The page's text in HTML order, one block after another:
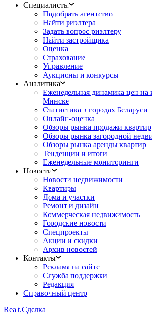
Специалисты
Подобрать агентство
Найти риэлтера
Задать вопрос риэлтеру
Найти застройщика
Оценка
Страхование
Управление
Аукционы и конкурсы
Аналитика
Еженедельная динамика цен на
Минске
Статистика в городах Беларуси
Онлайн-оценка
Обзоры рынка продажи квартир
Обзоры рынка загородной
Обзоры рынка аренды квартир
Тенденции и итоги
Еженедельные мониторинги
Новости
Новости недвижимости
Квартиры
Дома и участки
Ремонт и дизайн
Коммерческая недвижимость
Городские новости
Спецпроекты
Акции и скидки
Архив новостей
Контакты
Реклама на сайте
Служба поддержки
Редакция
Справочный центр
Realt.Сделка